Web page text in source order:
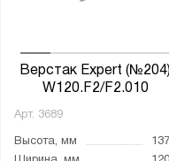
Верстак Expert (№204)
W120.F2/F2.010
Арт. 3689
Высота, мм
Четыре тумбы
Толщина:
от до